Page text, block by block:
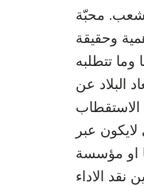
محبّة
وحقيقة
وما تتطلبه
البلاد عن
الاستقطاب
عبر
او مؤسسة
الاداء